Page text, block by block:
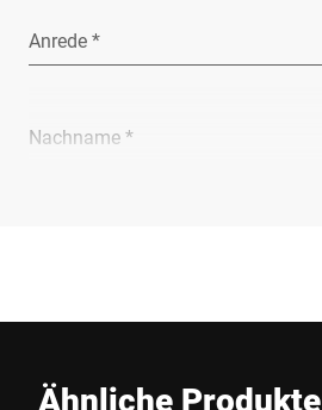
Anrede *
Nachname *
E-Mail *
Ähnliche Produkte